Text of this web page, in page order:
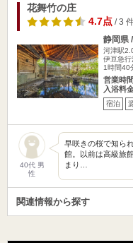
花舞竹の庄
4.7点/ 3
静岡県
河津駅
伊豆急行
1時間40
営業時間
入浴料
宿泊
40代 男
性
早咲きの桜で知ら
館。以前は高級旅
まり…
関連情報から探す